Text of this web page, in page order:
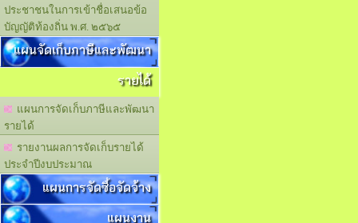
ประชาชนในการเข้าชื่อเสนอข้อ
บัญญัติท้องถิ่น พ.ศ. ๒๕๖๕
แผนจัดเก็บภาษีและพัฒนา
รายได้
แผนการจัดเก็บภาษีและพัฒนา
รายได้
รายงานผลการจัดเก็บรายได้
ประจำปีงบประมาณ
แผนการจัดซื้อจัดจ้าง
แผนงาน